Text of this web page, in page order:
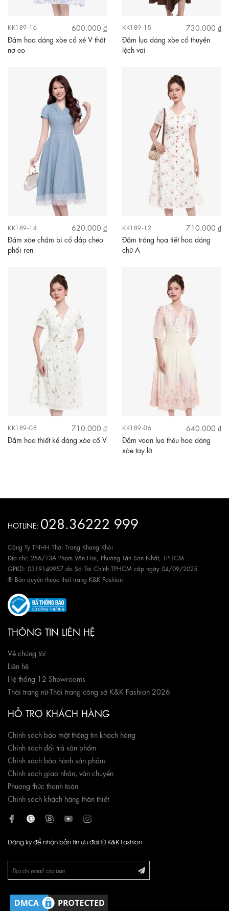
KK189-16
600.000 ₫
Đầm hoa dáng xòe cổ xẻ V thắt
nơ eo
KK189-15
730.000 ₫
Đầm lụa dáng xòe cổ thuyền
lệch vai
KK189-14
620.000 ₫
Đầm xòe chấm bi cổ đắp chéo
phối ren
KK189-12
710.000 ₫
Đầm trắng họa tiết hoa dáng
chữ A
KK189-08
710.000 ₫
Đầm hoa thiết kế dáng xòe cổ V
KK189-06
640.000 ₫
Đầm voan lụa thêu hoa dáng
xòe tay lỡ
HOTLINE: 028.36222 999
Công Ty TNHH Thời Trang Khang Khôi
Địa chỉ: 256/13A Phạm Văn Hai, Phường Tân Sơn Nhất, TPHCM
GPKD: 0319140957 do Sở Tài Chính TPHCM cấp ngày 04/09/2025
® Bản quyền thuộc thời trang K&K Fashion
THÔNG TIN LIÊN HỆ
Về chúng tôi
Liên hệ
Hệ thống 12 Showrooms
Thời trang nữ-Thời trang công sở K&K Fashion 2026
HỖ TRỢ KHÁCH HÀNG
Chính sách bảo mật thông tin khách hàng
Chính sách đổi trả sản phẩm
Chính sách bảo hành sản phẩm
Chính sách giao nhận, vận chuyển
Phương thức thanh toán
Chính sách khách hàng thân thiết
Đăng ký để nhận bản tin ưu đãi từ K&K Fashion